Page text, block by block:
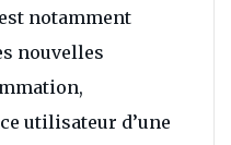
notamment
nouvelles
utilisateur d’une